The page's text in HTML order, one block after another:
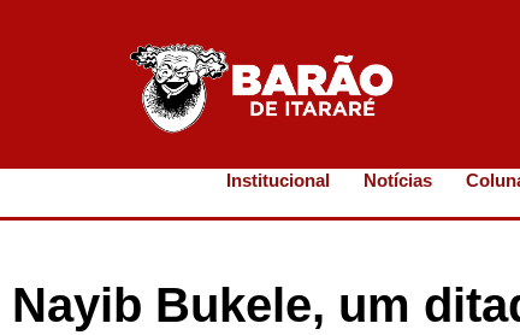
Institucional Notícias
Nayib Bukele, um